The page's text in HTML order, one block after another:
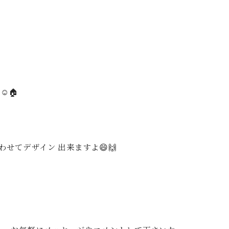
☺️🏠
せてデザイン 出来ますよ😄🙌